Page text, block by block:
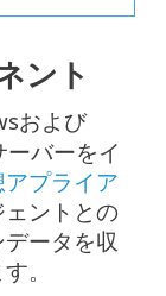
ント
および
ーバーをイ
プライア
ントとの
ータを収
。